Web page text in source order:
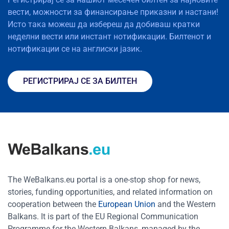
вести, можности за финансирање приказни и настани!
Исто така можеш да избереш да добиваш кратки
неделни вести или инстант нотификации. Билтенот и
нотификации се на англиски јазик.
РЕГИСТРИРАЈ СЕ ЗА БИЛТЕН
The WeBalkans.eu portal is a one-stop shop for news,
stories, funding opportunities, and related information on
cooperation between the European Union and the Western
Balkans. It is part of the EU Regional Communication